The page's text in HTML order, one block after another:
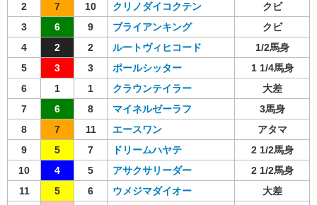
2
7 10 クリノダイコクテン
クビ
3
6 9 ブライアンキング
クビ
4
2 2 ルートヴィヒコード
1/2馬身
5
3 3 ポールシッター
1 1/4馬身
6
1 1 クラウンテイラー
大差
7
6 8 マイネルゼーラフ
3馬身
8
7 11 エースワン
アタマ
9
5 7 ドリームハヤテ
2 1/2馬身
10
4 5 アサクサリーダー
2 1/2馬身
11
5 6 ウメジマダイオー
大差